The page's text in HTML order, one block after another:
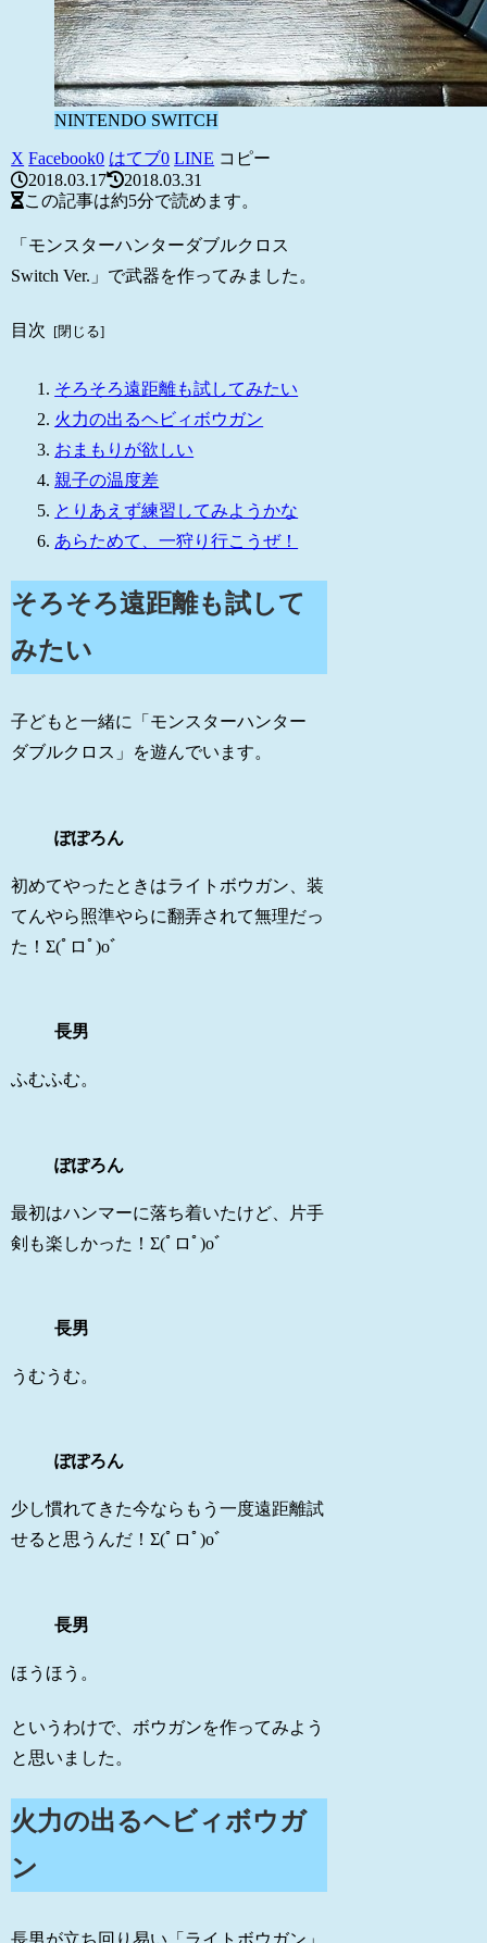
NINTENDO SWITCH
X Facebook0 はてブ0 LINE コピー
2018.03.17
2018.03.31
この記事は約5分で読めます。
「モンスターハンターダブルクロス
Switch Ver.」で武器を作ってみました。
目次
そろそろ遠距離も試してみたい
火力の出るヘビィボウガン
おまもりが欲しい
親子の温度差
とりあえず練習してみようかな
あらためて、一狩り行こうぜ！
そろそろ遠距離も試して
みたい
子どもと一緒に「モンスターハンター
ダブルクロス」を遊んでいます。
ぽぽろん
初めてやったときはライトボウガン、装
てんやら照準やらに翻弄されて無理だっ
た！Σ(ﾟロﾟ)oﾞ
長男
ふむふむ。
ぽぽろん
最初はハンマーに落ち着いたけど、片手
剣も楽しかった！Σ(ﾟロﾟ)oﾞ
長男
うむうむ。
ぽぽろん
少し慣れてきた今ならもう一度遠距離試
せると思うんだ！Σ(ﾟロﾟ)oﾞ
長男
ほうほう。
というわけで、ボウガンを作ってみよう
と思いました。
火力の出るヘビィボウガ
ン
長男が立ち回り易い「ライトボウガン」